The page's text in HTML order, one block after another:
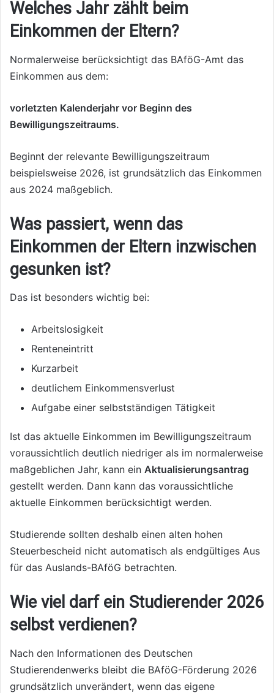
Welches Jahr zählt beim
Einkommen der Eltern?
Normalerweise berücksichtigt das BAföG-Amt das
Einkommen aus dem:
vorletzten Kalenderjahr vor Beginn des
Bewilligungszeitraums.
Beginnt der relevante Bewilligungszeitraum
beispielsweise 2026, ist grundsätzlich das Einkommen
aus 2024 maßgeblich.
Was passiert, wenn das
Einkommen der Eltern inzwischen
gesunken ist?
Das ist besonders wichtig bei:
Arbeitslosigkeit
Renteneintritt
Kurzarbeit
deutlichem Einkommensverlust
Aufgabe einer selbstständigen Tätigkeit
Ist das aktuelle Einkommen im Bewilligungszeitraum
voraussichtlich deutlich niedriger als im normalerweise
maßgeblichen Jahr, kann ein Aktualisierungsantrag
gestellt werden. Dann kann das voraussichtliche
aktuelle Einkommen berücksichtigt werden.
Studierende sollten deshalb einen alten hohen
Steuerbescheid nicht automatisch als endgültiges Aus
für das Auslands-BAföG betrachten.
Wie viel darf ein Studierender 2026
selbst verdienen?
Nach den Informationen des Deutschen
Studierendenwerks bleibt die BAföG-Förderung 2026
grundsätzlich unverändert, wenn das eigene